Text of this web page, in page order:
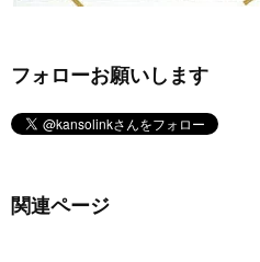
フォローお願いします
関連ページ